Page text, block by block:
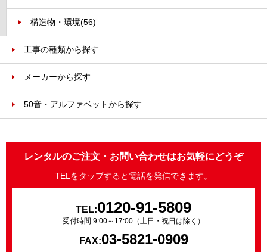
構造物・環境(56)
工事の種類から探す
メーカーから探す
50音・アルファベットから探す
レンタルのご注文・お問い合わせはお気軽にどうぞ
TELをタップすると電話を発信できます。
TEL:0120-91-5809
受付時間 9:00～17:00（土日・祝日は除く）
FAX:03-5821-0909